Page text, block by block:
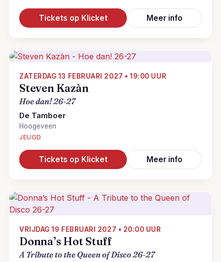
Tickets op Klicket Meer info
ZATERDAG 13 FEBRUARI 2027 • 19:00 UUR
Steven Kazàn
Hoe dan! 26-27
De Tamboer
Hoogeveen
JEUGD
Tickets op Klicket Meer info
VRIJDAG 19 FEBRUARI 2027 • 20:00 UUR
Donna’s Hot Stuff
A Tribute to the Queen of Disco 26-27